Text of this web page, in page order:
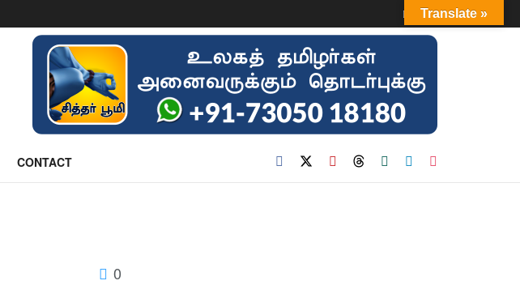
Login
CONTACT
0
Translate »